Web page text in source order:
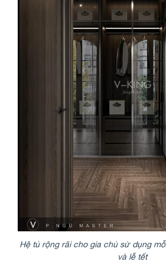
Hệ tủ rộng rãi cho gia chủ sử dụng
và lễ tết